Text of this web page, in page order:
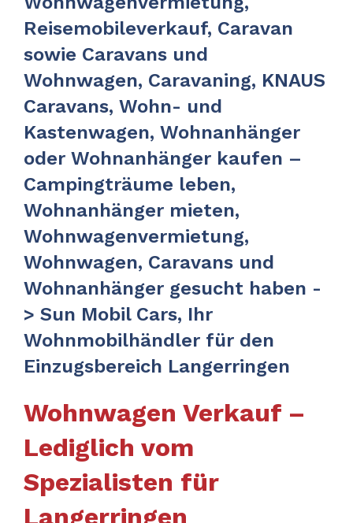
Reisemobileverkauf, Caravan
sowie Caravans und
Wohnwagen, Caravaning, KNAUS
Caravans, Wohn- und
Kastenwagen, Wohnanhänger
oder Wohnanhänger kaufen –
Campingträume leben,
Wohnanhänger mieten,
Wohnwagenvermietung,
Wohnwagen, Caravans und
Wohnanhänger gesucht haben -
> Sun Mobil Cars, Ihr
Wohnmobilhändler für den
Einzugsbereich Langerringen
Wohnwagen Verkauf –
Lediglich vom
Spezialisten für
Langerringen